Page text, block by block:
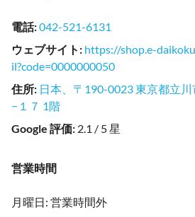
電話:042-521-6131
ウェブサイト : https://shop.e-
il?code=0000000050
住所: 日本、〒190-0023 東京都立
−１７ 1階
Google 評価: 2.1 / 5 星
営業時間
月曜日: 営業時間外